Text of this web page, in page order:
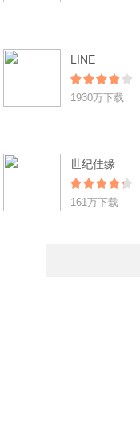
LINE
1930万下载
世纪佳缘
161万下载